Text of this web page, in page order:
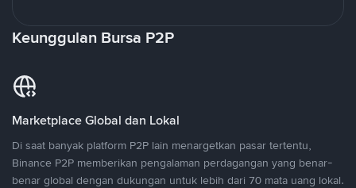
Keunggulan Bursa P2P
Marketplace Global dan Lokal
Di saat banyak platform P2P lain menargetkan pasar tertentu,
Binance P2P memberikan pengalaman perdagangan yang benar-
benar global dengan dukungan untuk lebih dari 70 mata uang lokal.